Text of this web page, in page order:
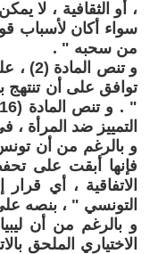
سواء أكان لأسباب
من سحبه " .
و تنص
توافق على أن تنتهج
التمييز ضد المرأة ،
فإنها أبقت على
الاتفاقية ، أي
التونسي " ، بنصه